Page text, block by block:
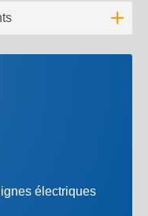
Lire
électriques